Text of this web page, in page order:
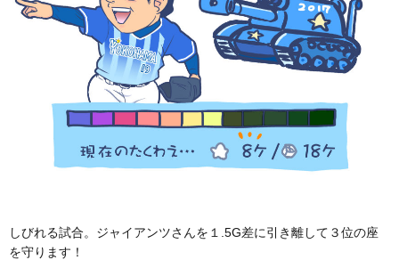
しびれる試合。ジャイアンツさんを１.5G差に引き離して３位の座
を守ります！